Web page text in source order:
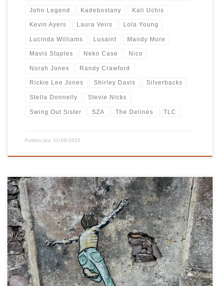
John Legend Kadebostany Kali Uchis
Kevin Ayers Laura Veirs Lola Young
Lucinda Williams Lusaint Mandy More
Mavis Staples Neko Case Nico
Norah Jones Randy Crawford
Rickie Lee Jones Shirley Davis Silverbacks
Stella Donnelly Stevie Nicks
Swing Out Sister SZA The Delines TLC
Pubblicato 31/08/2025
Un inizio è quello che mi fa pensare la foto scattata nell’ex carcere
dell’isola di Capraia, tanti inizi invece sono quelli delle belle
canzoni di questa playlist che è un piacere ascoltare! Ci vuole
Gente Intelligente… Dividevamo appartamenti… Ti ho conosciuta
in Autogrill… Guarda che belli i ragazzi… Nelle sere […]